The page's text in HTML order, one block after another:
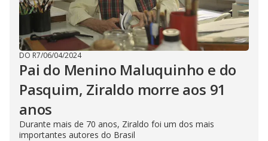
DO R7/06/04/2024
Pai do Menino Maluquinho e do
Pasquim, Ziraldo morre aos 91
anos
Durante mais de 70 anos, Ziraldo foi um dos mais
importantes autores do Brasil